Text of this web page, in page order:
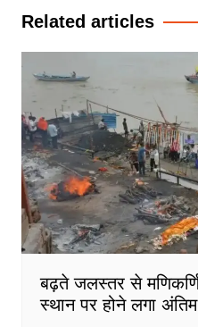
Related articles
बढ़ते जलस्तर से
स्थान पर होने लगा